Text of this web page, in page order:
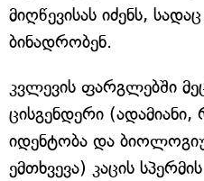
მიღწევისას იძენს,
ბინადრობენ.
კვლევის ფარგლებში
ცისგენდერი
იდენტობა და
ემთხვევა) კაცის